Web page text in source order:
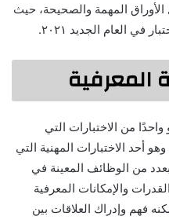
المهمة والصحيحة، حيث
العام الجديد ٢٠٢١.
المعرفية
واحدًا من الاختبارات التي
أحد الاختبارات المهنية التي
بعدد من الوظائف المعينة في
والإمكانات المعرفية
فهم وإدراك العلاقات بين